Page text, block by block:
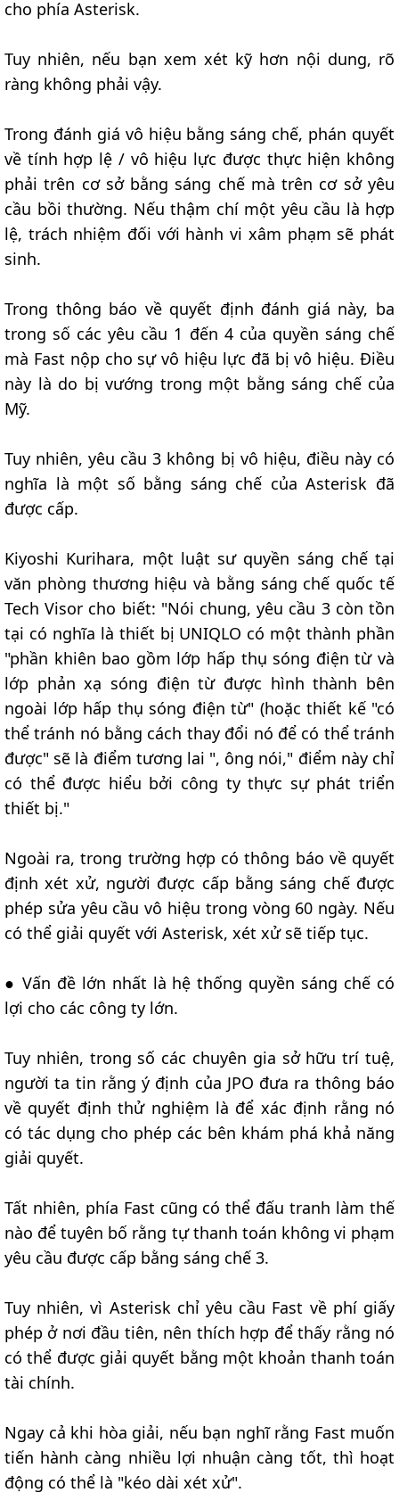
cho phía Asterisk.
Tuy nhiên, nếu bạn xem xét kỹ hơn nội dung, rõ
ràng không phải vậy.
Trong đánh giá vô hiệu bằng sáng chế, phán quyết
về tính hợp lệ / vô hiệu lực được thực hiện không
phải trên cơ sở bằng sáng chế mà trên cơ sở yêu
cầu bồi thường. Nếu thậm chí một yêu cầu là hợp
lệ, trách nhiệm đối với hành vi xâm phạm sẽ phát
sinh.
Trong thông báo về quyết định đánh giá này, ba
trong số các yêu cầu 1 đến 4 của quyền sáng chế
mà Fast nộp cho sự vô hiệu lực đã bị vô hiệu. Điều
này là do bị vướng trong một bằng sáng chế của
Mỹ.
Tuy nhiên, yêu cầu 3 không bị vô hiệu, điều này có
nghĩa là một số bằng sáng chế của Asterisk đã
được cấp.
Kiyoshi Kurihara, một luật sư quyền sáng chế tại
văn phòng thương hiệu và bằng sáng chế quốc tế
Tech Visor cho biết: "Nói chung, yêu cầu 3 còn tồn
tại có nghĩa là thiết bị UNIQLO có một thành phần
"phần khiên bao gồm lớp hấp thụ sóng điện từ và
lớp phản xạ sóng điện từ được hình thành bên
ngoài lớp hấp thụ sóng điện từ" (hoặc thiết kế "có
thể tránh nó bằng cách thay đổi nó để có thể tránh
được" sẽ là điểm tương lai ", ông nói," điểm này chỉ
có thể được hiểu bởi công ty thực sự phát triển
thiết bị."
Ngoài ra, trong trường hợp có thông báo về quyết
định xét xử, người được cấp bằng sáng chế được
phép sửa yêu cầu vô hiệu trong vòng 60 ngày. Nếu
có thể giải quyết với Asterisk, xét xử sẽ tiếp tục.
● Vấn đề lớn nhất là hệ thống quyền sáng chế có
lợi cho các công ty lớn.
Tuy nhiên, trong số các chuyên gia sở hữu trí tuệ,
người ta tin rằng ý định của JPO đưa ra thông báo
về quyết định thử nghiệm là để xác định rằng nó
có tác dụng cho phép các bên khám phá khả năng
giải quyết.
Tất nhiên, phía Fast cũng có thể đấu tranh làm thế
nào để tuyên bố rằng tự thanh toán không vi phạm
yêu cầu được cấp bằng sáng chế 3.
Tuy nhiên, vì Asterisk chỉ yêu cầu Fast về phí giấy
phép ở nơi đầu tiên, nên thích hợp để thấy rằng nó
có thể được giải quyết bằng một khoản thanh toán
tài chính.
Ngay cả khi hòa giải, nếu bạn nghĩ rằng Fast muốn
tiến hành càng nhiều lợi nhuận càng tốt, thì hoạt
động có thể là "kéo dài xét xử".